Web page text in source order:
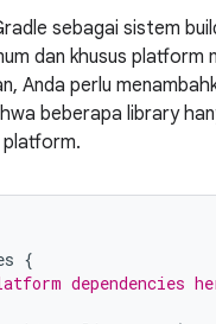
sebagai sistem
dan khusus platform
Anda perlu
beberapa library
platform.
{
dependencies